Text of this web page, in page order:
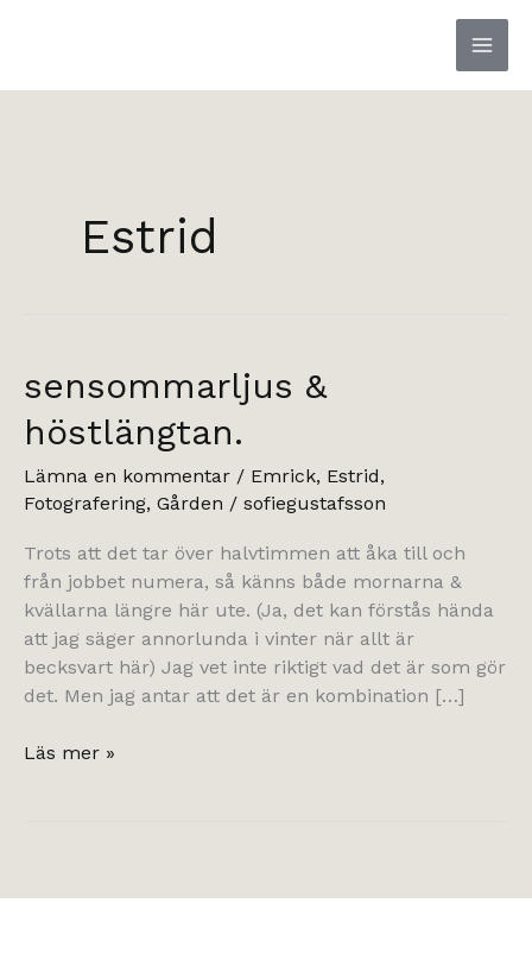
Estrid
sensommarljus &
höstlängtan.
Lämna en kommentar / Emrick, Estrid,
Fotografering, Gården / sofiegustafsson
Trots att det tar över halvtimmen att åka till och
från jobbet numera, så känns både mornarna &
kvällarna längre här ute. (Ja, det kan förstås hända
att jag säger annorlunda i vinter när allt är
becksvart här) Jag vet inte riktigt vad det är som gör
det. Men jag antar att det är en kombination […]
sensommarljus
Läs mer »